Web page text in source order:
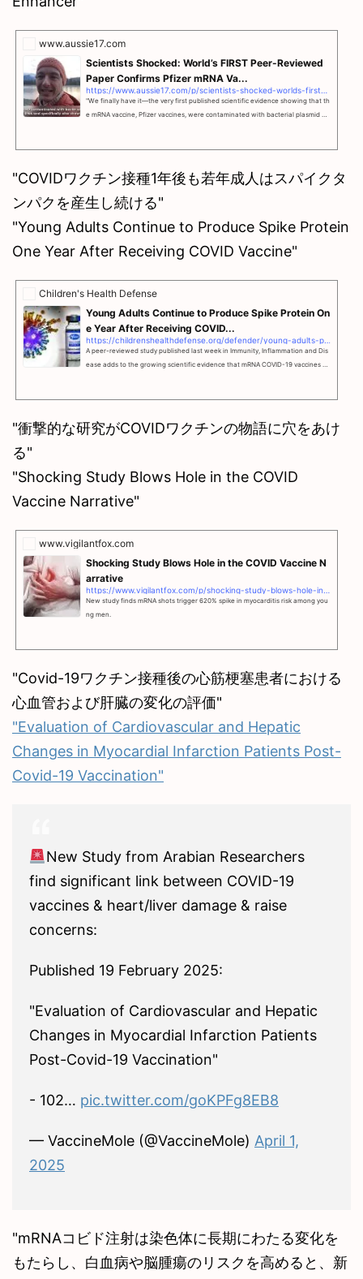
www.aussie17.com
Scientists Shocked: World’s FIRST Peer-Reviewed
Paper Confirms Pfizer mRNA Va...
"We finally have it—the very first published scientific evidence showing that th
e mRNA vaccine, Pfizer vaccines, were contaminated with bacterial plasmid D
"COVIDワクチン接種1年後も若年成人はスパイクタ
ンパクを産生し続ける"
"Young Adults Continue to Produce Spike Protein
One Year After Receiving COVID Vaccine"
Children's Health Defense
Young Adults Continue to Produce Spike Protein On
e Year After Receiving COVID...
A peer-reviewed study published last week in Immunity, Inflammation and Dis
ease adds to the growing scientific evidence that mRNA COVID-19 vaccines ca
"衝撃的な研究がCOVIDワクチンの物語に穴をあけ
る"
"Shocking Study Blows Hole in the COVID
Vaccine Narrative"
www.vigilantfox.com
Shocking Study Blows Hole in the COVID Vaccine N
arrative
New study finds mRNA shots trigger 620% spike in myocarditis risk among you
ng men.
"Covid-19ワクチン接種後の心筋梗塞患者における
心血管および肝臓の変化の評価"
"Evaluation of Cardiovascular and Hepatic
Changes in Myocardial Infarction Patients Post-
Covid-19 Vaccination"
New Study from Arabian Researchers
find significant link between COVID-19
vaccines & heart/liver damage & raise
concerns:
Published 19 February 2025:
"Evaluation of Cardiovascular and Hepatic
Changes in Myocardial Infarction Patients
Post-Covid-19 Vaccination"
- 102… pic.twitter.com/goKPFg8EB8
— VaccineMole (@VaccineMole) April 1,
2025
"mRNAコビド注射は染色体に長期にわたる変化を
もたらし、白血病や脳腫瘍のリスクを高めると、新